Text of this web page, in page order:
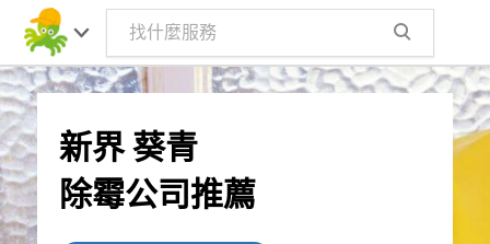
新界 葵青
除霉公司推薦